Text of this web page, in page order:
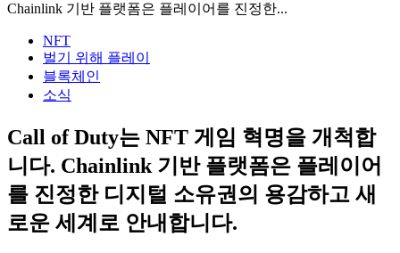
Chainlink 기반 플랫폼은 플레이어를 진정한...
NFT
벌기 위해 플레이
블록체인
소식
Call of Duty는 NFT 게임 혁명을 개척합
니다. Chainlink 기반 플랫폼은 플레이어
를 진정한 디지털 소유권의 용감하고 새
로운 세계로 안내합니다.